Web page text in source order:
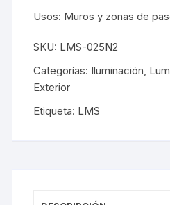
Usos: Muros y zonas de
SKU: LMS-025N2
Categorías: Iluminación
Exterior
Etiqueta: LMS